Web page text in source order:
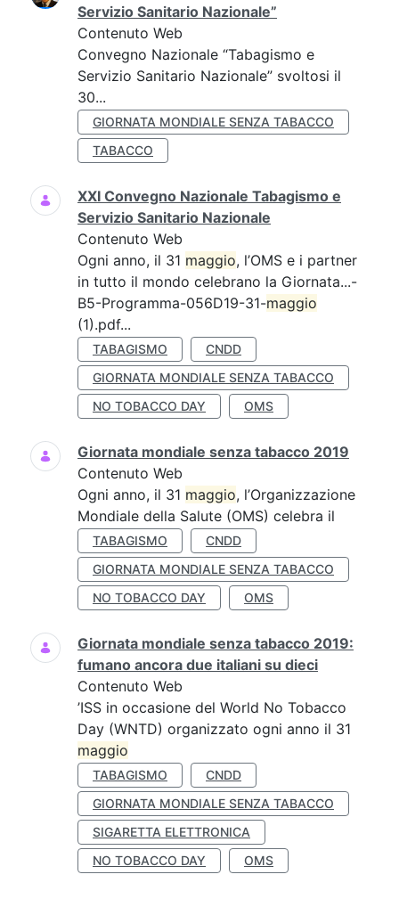
Servizio Sanitario Nazionale”
Contenuto Web
Convegno Nazionale “Tabagismo e
Servizio Sanitario Nazionale” svoltosi il
30...
GIORNATA MONDIALE SENZA TABACCO
TABACCO
XXI Convegno Nazionale Tabagismo e
Servizio Sanitario Nazionale
Contenuto Web
Ogni anno, il 31 maggio, l’OMS e i partner
in tutto il mondo celebrano la Giornata...-
B5-Programma-056D19-31-maggio
(1).pdf...
TABAGISMO
CNDD
GIORNATA MONDIALE SENZA TABACCO
NO TOBACCO DAY
OMS
Giornata mondiale senza tabacco 2019
Contenuto Web
Ogni anno, il 31 maggio, l’Organizzazione
Mondiale della Salute (OMS) celebra il
TABAGISMO
CNDD
GIORNATA MONDIALE SENZA TABACCO
NO TOBACCO DAY
OMS
Giornata mondiale senza tabacco 2019:
fumano ancora due italiani su dieci
Contenuto Web
’ISS in occasione del World No Tobacco
Day (WNTD) organizzato ogni anno il 31
maggio
TABAGISMO
CNDD
GIORNATA MONDIALE SENZA TABACCO
SIGARETTA ELETTRONICA
NO TOBACCO DAY
OMS